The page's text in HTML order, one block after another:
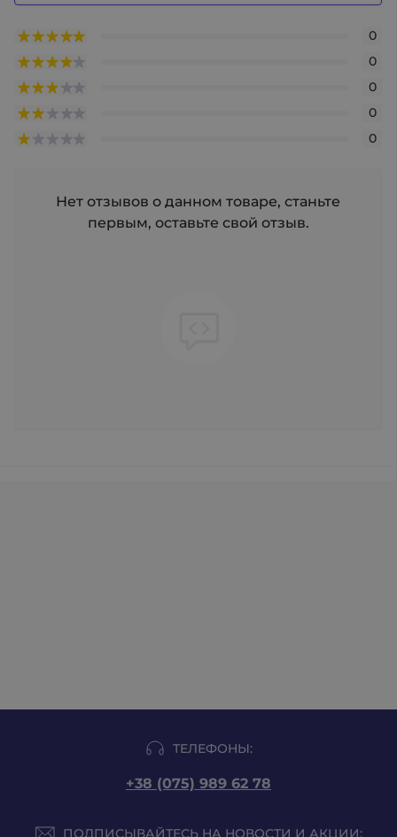
0
0
0
0
0
Нет отзывов о данном товаре, станьте
первым, оставьте свой отзыв.
ТЕЛЕФОНЫ:
+38 (075) 989 62 78
ПОДПИСЫВАЙТЕСЬ НА НОВОСТИ И АКЦИИ: